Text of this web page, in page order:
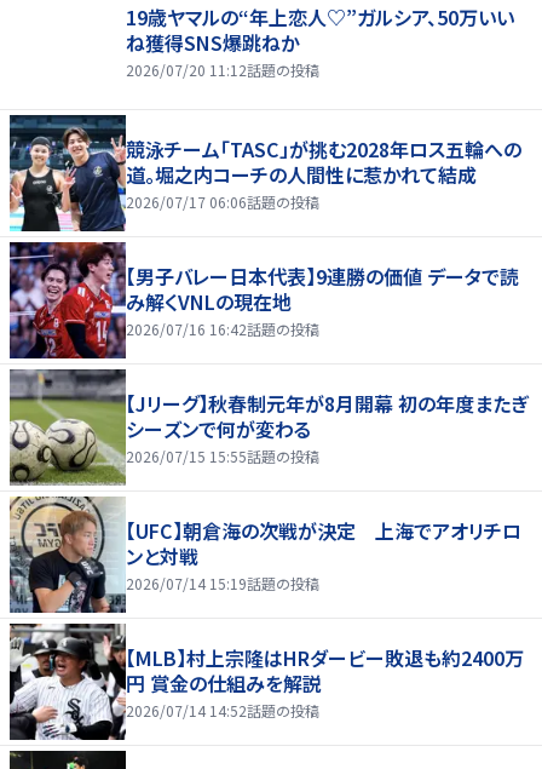
19歳ヤマルの“年上恋人♡”ガルシア、50万いい
ね獲得SNS爆跳ねか
2026/07/20 11:12話題の投稿
競泳チーム「TASC」が挑む2028年ロス五輪への
道。堀之内コーチの人間性に惹かれて結成
2026/07/17 06:06話題の投稿
【男子バレー日本代表】9連勝の価値 データで読
み解くVNLの現在地
2026/07/16 16:42話題の投稿
【Jリーグ】秋春制元年が8月開幕 初の年度またぎ
シーズンで何が変わる
2026/07/15 15:55話題の投稿
【UFC】朝倉海の次戦が決定 上海でアオリチロ
ンと対戦
2026/07/14 15:19話題の投稿
【MLB】村上宗隆はHRダービー敗退も約2400万
円 賞金の仕組みを解説
2026/07/14 14:52話題の投稿